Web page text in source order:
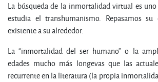
La búsqueda de la inmortalidad virtual es
estudia el transhumanismo. Repasamos
existente a su alrededor.
La “inmortalidad del ser humano” o la
edades mucho más longevas que las
recurrente en la literatura (la propia